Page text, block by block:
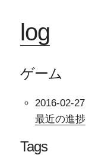
log
ゲーム
2016-02-27
最近の進捗
Tags